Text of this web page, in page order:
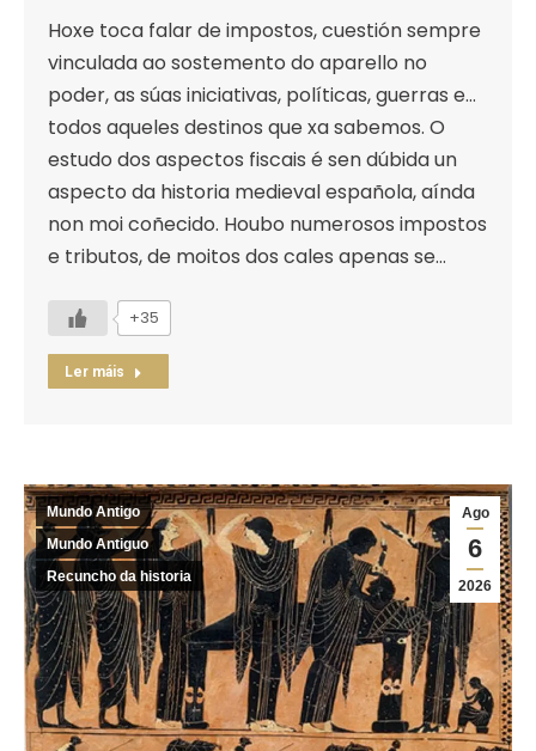
Hoxe toca falar de impostos, cuestión sempre
vinculada ao sostemento do aparello no
poder, as súas iniciativas, políticas, guerras e…
todos aqueles destinos que xa sabemos. O
estudo dos aspectos fiscais é sen dúbida un
aspecto da historia medieval española, aínda
non moi coñecido. Houbo numerosos impostos
e tributos, de moitos dos cales apenas se…
+35
Ler máis
Ago
6
2026
Mundo Antigo
Mundo Antiguo
Recuncho da historia